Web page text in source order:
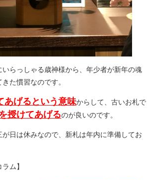
いらっしゃる歳神様から、年少者が新年の魂
た慣習なのです。
あげるという意味からして、古いお札で
授けてあげるのが良いのです。
日は休みなので、新札は年内に準備してお
ム】